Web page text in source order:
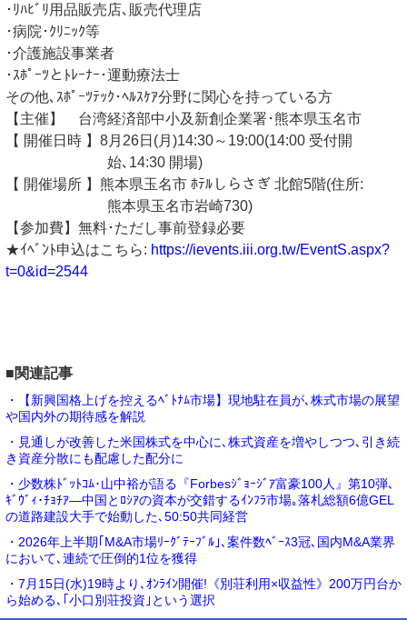
･ﾘﾊﾋﾞﾘ用品販売店､販売代理店
･病院･ｸﾘﾆｯｸ等
･介護施設事業者
･ｽﾎﾟｰﾂとﾄﾚｰﾅｰ･運動療法士
その他､ｽﾎﾟｰﾂﾃｯｸ･ﾍﾙｽｹｱ分野に関心を持っている方
【主催】 台湾経済部中小及新創企業署･熊本県玉名市
【 開催日時 】8月26日(月)14:30～19:00(14:00 受付開
始､14:30 開場)
【 開催場所 】熊本県玉名市 ﾎﾃﾙしらさぎ 北館5階(住所:
熊本県玉名市岩崎730)
【参加費】無料･ただし事前登録必要
★ｲﾍﾞﾝﾄ申込はこちら: https://ievents.iii.org.tw/EventS.aspx?
t=0&id=2544
■関連記事
・【新興国格上げを控えるﾍﾞﾄﾅﾑ市場】現地駐在員が､株式市場の展望
や国内外の期待感を解説
・見通しが改善した米国株式を中心に､株式資産を増やしつつ､引き続
き資産分散にも配慮した配分に
・少数株ﾄﾞｯﾄｺﾑ･山中裕が語る『Forbesｼﾞｮｰｼﾞｱ富豪100人』第10弾､
ｷﾞｳﾞｨ･ﾁｮﾁｱ―中国とﾛｼｱの資本が交錯するｲﾝﾌﾗ市場｡落札総額6億GEL
の道路建設大手で始動した､50:50共同経営
・2026年上半期｢M&A市場ﾘｰｸﾞﾃｰﾌﾞﾙ｣､案件数ﾍﾞｰｽ3冠､国内M&A業界
において､連続で圧倒的1位を獲得
・7月15日(水)19時より､ｵﾝﾗｲﾝ開催!《別荘利用×収益性》200万円台か
ら始める､｢小口別荘投資｣という選択